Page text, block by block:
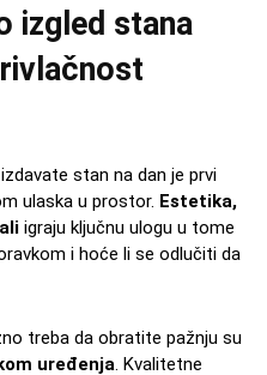
izgled stana
stan na dan je prvi
ulaska u prostor. Estetika,
igraju ključnu ulogu u tome
i hoće li se odlučiti da
treba da obratite pažnju su
uređenja. Kvalitetne